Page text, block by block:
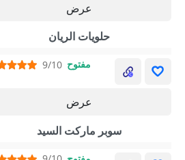
عرض
حلويات الريان
9/10 مفتوح
عرض
سوبر ماركت السيد